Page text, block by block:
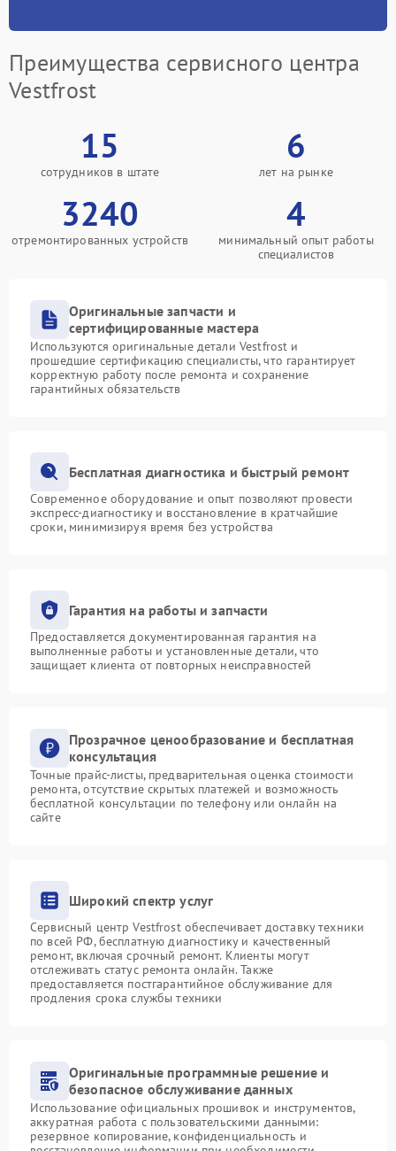
Преимущества сервисного центра
Vestfrost
15
сотрудников в штате
6
лет на рынке
3240
отремонтированных устройств
4
минимальный опыт работы
специалистов
Оригинальные запчасти и
сертифицированные мастера
Используются оригинальные детали Vestfrost и
прошедшие сертификацию специалисты, что гарантирует
корректную работу после ремонта и сохранение
гарантийных обязательств
Бесплатная диагностика и быстрый ремонт
Современное оборудование и опыт позволяют провести
экспресс-диагностику и восстановление в кратчайшие
сроки, минимизируя время без устройства
Гарантия на работы и запчасти
Предоставляется документированная гарантия на
выполненные работы и установленные детали, что
защищает клиента от повторных неисправностей
Прозрачное ценообразование и бесплатная
консультация
Точные прайс-листы, предварительная оценка стоимости
ремонта, отсутствие скрытых платежей и возможность
бесплатной консультации по телефону или онлайн на
сайте
Широкий спектр услуг
Сервисный центр Vestfrost обеспечивает доставку техники
по всей РФ, бесплатную диагностику и качественный
ремонт, включая срочный ремонт. Клиенты могут
отслеживать статус ремонта онлайн. Также
предоставляется постгарантийное обслуживание для
продления срока службы техники
Оригинальные программные решение и
безопасное обслуживание данных
Использование официальных прошивок и инструментов,
аккуратная работа с пользовательскими данными:
резервное копирование, конфиденциальность и